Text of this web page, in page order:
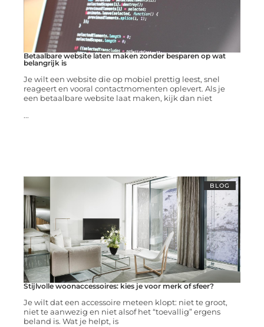
Betaalbare website laten maken zonder besparen op wat
belangrijk is
Je wilt een website die op mobiel prettig leest, snel
reageert en vooral contactmomenten oplevert. Als je
een betaalbare website laat maken, kijk dan niet
...
BLOG
Stijlvolle woonaccessoires: kies je voor merk of sfeer?
Je wilt dat een accessoire meteen klopt: niet te groot,
niet te aanwezig en niet alsof het “toevallig” ergens
beland is. Wat je helpt, is